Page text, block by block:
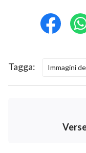
Tagga: Immagini